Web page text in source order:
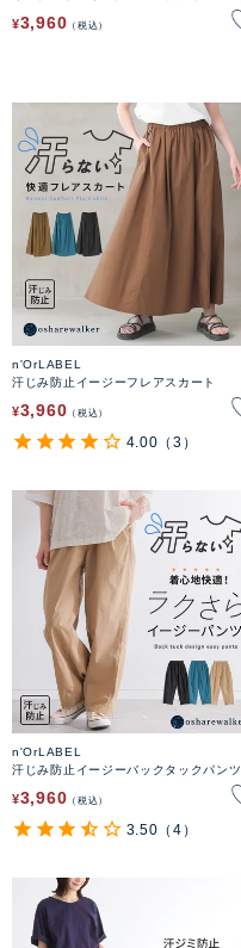
¥3,960 税込
n'OrLABEL
汗じみ防止イージーフレアスカート
¥3,960 税込
4.00 （3）
n'OrLABEL
汗じみ防止イージーバックタックパンツ
¥3,960 税込
3.50 （4）